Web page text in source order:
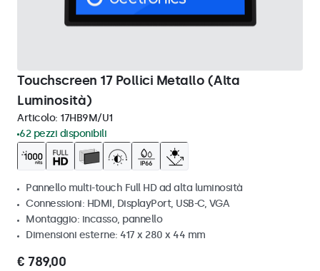
Touchscreen 17 Pollici Metallo (Alta
Luminosità)
Articolo: 17HB9M/U1
62 pezzi disponibili
Pannello multi-touch Full HD ad alta luminosità
Connessioni: HDMI, DisplayPort, USB-C, VGA
Montaggio: incasso, pannello
Dimensioni esterne: 417 x 280 x 44 mm
€ 789,00